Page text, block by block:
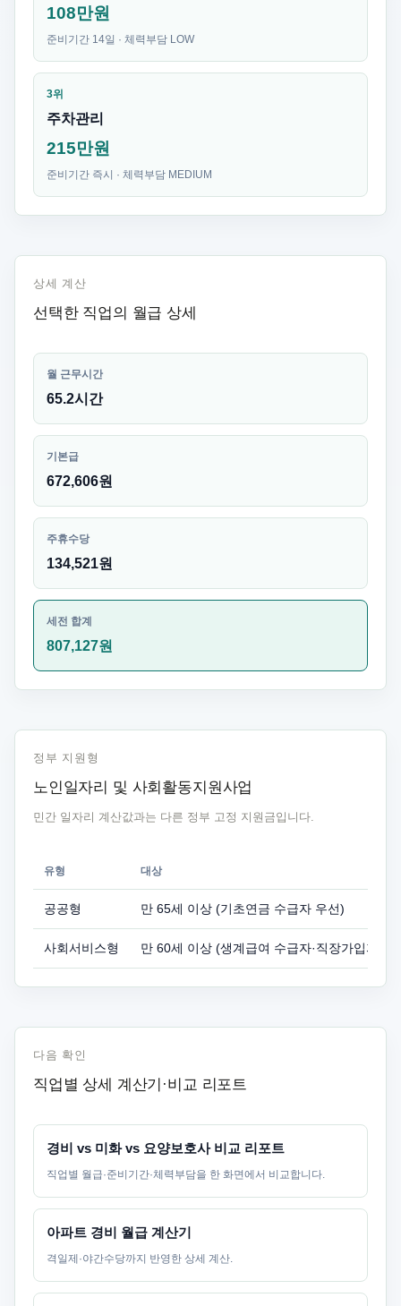
108만원
준비기간 14일 · 체력부담 LOW
3위
주차관리
215만원
준비기간 즉시 · 체력부담 MEDIUM
상세 계산
선택한 직업의 월급 상세
월 근무시간
65.2시간
기본급
672,606원
주휴수당
134,521원
세전 합계
807,127원
정부 지원형
노인일자리 및 사회활동지원사업
민간 일자리 계산값과는 다른 정부 고정 지원금입니다.
유형 대상
공공형 만 65세 이상 (기초연금 수급자 우선)
사회서비스형 만 60세 이상 (생계급여 수급자·직장가입자·
다음 확인
직업별 상세 계산기·비교 리포트
경비 vs 미화 vs 요양보호사 비교 리포트
직업별 월급·준비기간·체력부담을 한 화면에서 비교합니다.
아파트 경비 월급 계산기
격일제·야간수당까지 반영한 상세 계산.